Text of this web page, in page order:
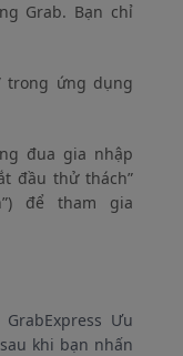
Grab. Bạn chỉ
trong ứng dụng
đua gia nhập
đầu thử thách”
để tham gia
Ưu
khi bạn nhấn